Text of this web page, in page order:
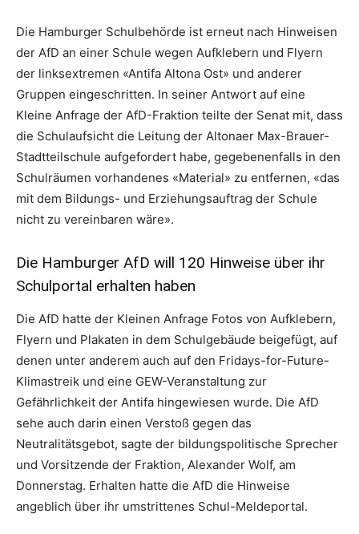
Die Hamburger Schulbehörde ist erneut nach Hinweisen
der AfD an einer Schule wegen Aufklebern und Flyern
der linksextremen «Antifa Altona Ost» und anderer
Gruppen eingeschritten. In seiner Antwort auf eine
Kleine Anfrage der AfD-Fraktion teilte der Senat mit, dass
die Schulaufsicht die Leitung der Altonaer Max-Brauer-
Stadtteilschule aufgefordert habe, gegebenenfalls in den
Schulräumen vorhandenes «Material» zu entfernen, «das
mit dem Bildungs- und Erziehungsauftrag der Schule
nicht zu vereinbaren wäre».
Die Hamburger AfD will 120 Hinweise über ihr
Schulportal erhalten haben
Die AfD hatte der Kleinen Anfrage Fotos von Aufklebern,
Flyern und Plakaten in dem Schulgebäude beigefügt, auf
denen unter anderem auch auf den Fridays-for-Future-
Klimastreik und eine GEW-Veranstaltung zur
Gefährlichkeit der Antifa hingewiesen wurde. Die AfD
sehe auch darin einen Verstoß gegen das
Neutralitätsgebot, sagte der bildungspolitische Sprecher
und Vorsitzende der Fraktion, Alexander Wolf, am
Donnerstag. Erhalten hatte die AfD die Hinweise
angeblich über ihr umstrittenes Schul-Meldeportal.